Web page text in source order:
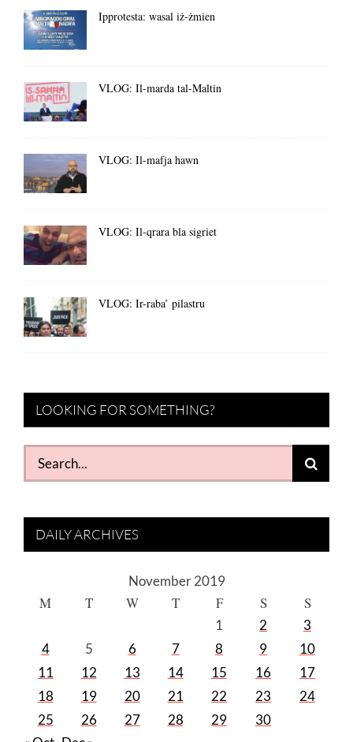
Ipprotesta: wasal iż-żmien
VLOG: Il-marda tal-Maltin
VLOG: Il-mafja hawn
VLOG: Il-qrara bla sigriet
VLOG: Ir-raba’ pilastru
LOOKING FOR SOMETHING?
Search
for:
DAILY ARCHIVES
November 2019
M T W T F S S
1 2
3
4
5 6 7 8 9
10
11
12 13 14 15 16
17
18
19 20 21 22 23
24
25
26 27 28 29
30